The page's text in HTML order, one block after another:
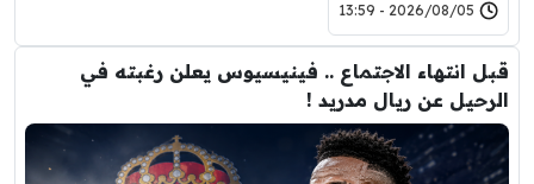
2026/08/05 - 13:59
قبل انتهاء الاجتماع .. فينيسيوس يعلن رغبته في
الرحيل عن ريال مدريد !